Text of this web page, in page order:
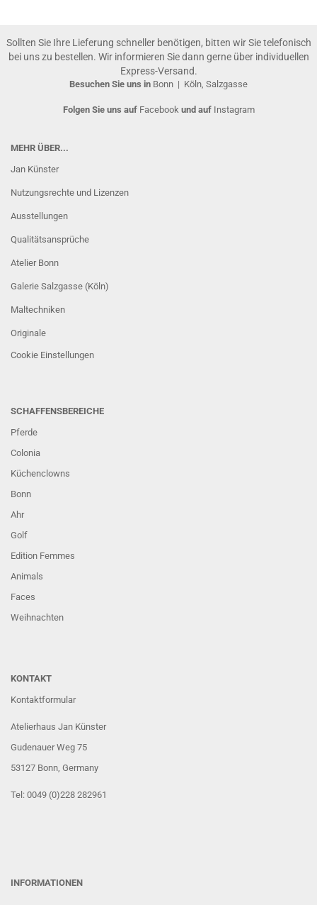
Sollten Sie Ihre Lieferung schneller benötigen, bitten wir Sie telefonisch
bei uns zu bestellen. Wir informieren Sie dann gerne über individuellen
Express-Versand.
Besuchen Sie uns in Bonn | Köln, Salzgasse
Folgen Sie uns auf Facebook und auf Instagram
MEHR ÜBER...
Jan Künster
Nutzungsrechte und Lizenzen
Ausstellungen
Qualitätsansprüche
Atelier Bonn
Galerie Salzgasse (Köln)
Maltechniken
Originale
Cookie Einstellungen
SCHAFFENSBEREICHE
Pferde
Colonia
Küchenclowns
Bonn
Ahr
Golf
Edition Femmes
Animals
Faces
Weihnachten
KONTAKT
Kontaktformular
Atelierhaus Jan Künster
Gudenauer Weg 75
53127 Bonn, Germany
Tel: 0049 (0)228 282961
INFORMATIONEN